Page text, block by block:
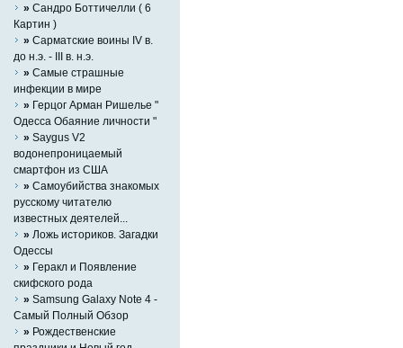
» Сандро Боттичелли ( 6
Картин )
» Сарматские воины IV в.
до н.э. - III в. н.э.
» Самые страшные
инфекции в мире
» Герцог Арман Ришелье "
Одесса Обаяние личности "
» Saygus V2
водонепроницаемый
смартфон из США
» Самоубийства знакомых
русскому читателю
известных деятелей...
» Ложь историков. Загадки
Одессы
» Геракл и Появление
скифского рода
» Samsung Galaxy Note 4 -
Самый Полный Обзор
» Рождественские